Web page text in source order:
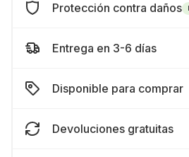
Protección contra daños
Entrega en 3-6 días
Disponible para comprar
Devoluciones gratuitas